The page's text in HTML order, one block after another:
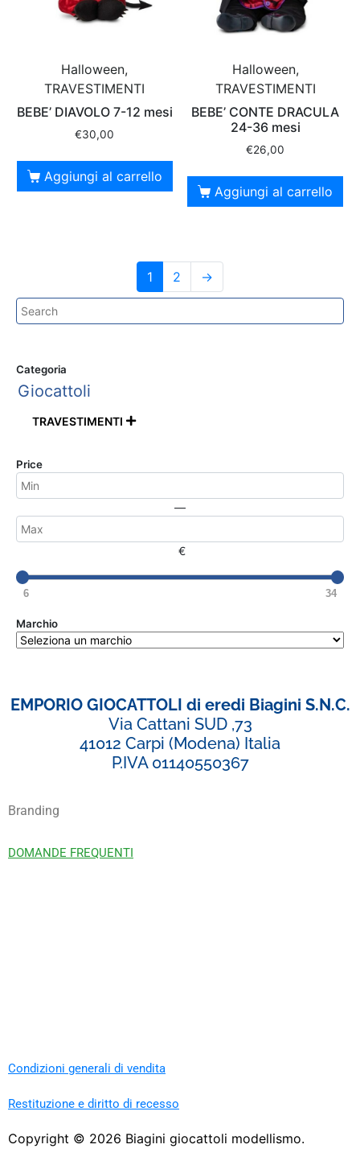
Halloween,
TRAVESTIMENTI
BEBE’ DIAVOLO 7-12 mesi
€30,00
Aggiungi al carrello
Halloween,
TRAVESTIMENTI
BEBE’ CONTE DRACULA
24-36 mesi
€26,00
Aggiungi al carrello
1 2 →
Categoria
Giocattoli
TRAVESTIMENTI 
Price
—
€
6 34
Marchio
EMPORIO GIOCATTOLI di eredi Biagini S.N.C.
Via Cattani SUD ,73
41012 Carpi (Modena) Italia
P.IVA 01140550367
Branding
DOMANDE FREQUENTI
Condizioni generali di vendita
Restituzione e diritto di recesso
Copyright © 2026 Biagini giocattoli modellismo.